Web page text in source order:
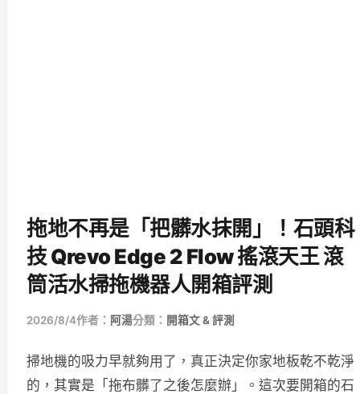
拖地不再是「把髒水抹開」！石頭科
技 Qrevo Edge 2 Flow 搖滾天王 滾
筒活水掃拖機器人開箱評測
2026/8/4作者： 阿湯分類： 開箱文 & 評測
掃地機的吸力早就夠用了，真正決定你家地板乾不乾淨
的，其實是「拖布髒了之後怎麼辦」。這次要開箱的石